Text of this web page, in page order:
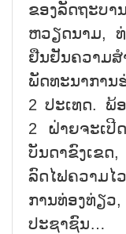
ຂອງລັດຖະບ
ຫວຽດນາມ,
ຢືນຢັນຄວາມສ
ພັດທະນາການ
2 ປະເທດ. ພ້
2 ຝ່າຍຈະເປີ
ບັນດາຂົງເຂ
ລົດໄຟຄວາມ
ການທ່ອງທ່
ປະຊາຊົນ…